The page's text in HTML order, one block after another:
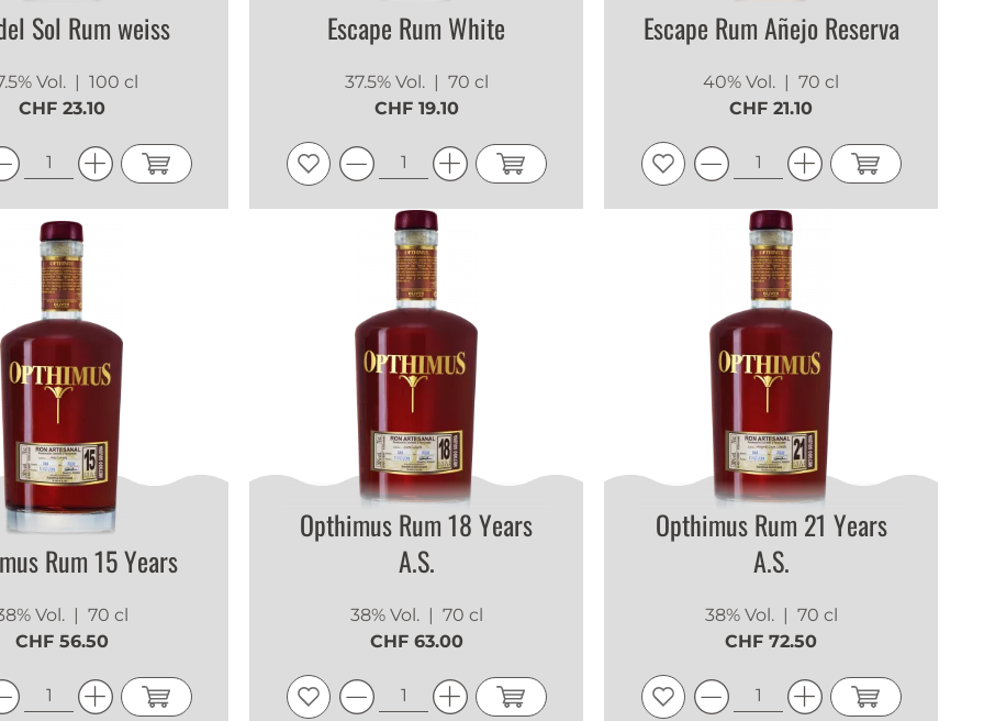
Sol Rum weiss
Vol.
| 100 cl
CHF 23.10
Escape Rum White
37.5% Vol.
| 70 cl
CHF 19.10
Escape Rum Añejo Reserva
40% Vol.
| 70 cl
CHF 21.10
Rum 15 Years
Vol. | 70 cl
CHF 56.50
Opthimus Rum 18 Years
A.S.
38% Vol. | 70 cl
CHF 63.00
Opthimus Rum 21 Years
A.S.
38% Vol. | 70 cl
CHF 72.50